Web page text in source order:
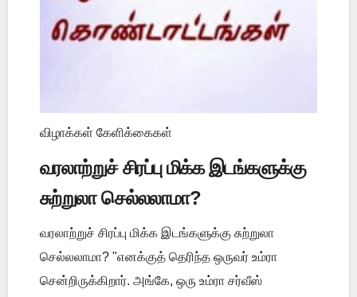
விழாக்கள் கேளிக்கைகள்
வரலாற்றுச் சிரப்பு மிக்க இடங்களுக்கு
சுற்றுலா செல்லலாமா?
வரலாற்றுச் சிரப்பு மிக்க இடங்களுக்கு சுற்றுலா
செல்லலாமா? "எனக்குத் தெரிந்த ஒருவர் உம்ரா
சென்றிருக்கிறார். அங்கே, ஒரு உம்ரா சர்வீஸ்